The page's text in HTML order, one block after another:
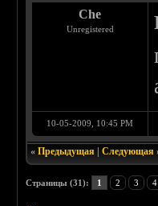
Che
Unregistered
10-05-2009, 10:45 PM
«Предыдущая |Следующая
Страницы (31): 1 2 3 4